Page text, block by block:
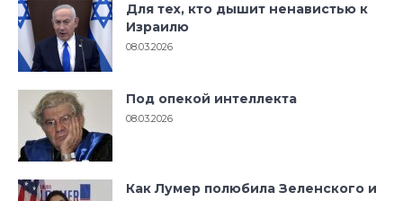
Для тех, кто дышит ненавистью к
Израилю
08.03.2026
Под опекой интеллекта
08.03.2026
Как Лумер полюбила Зеленского и